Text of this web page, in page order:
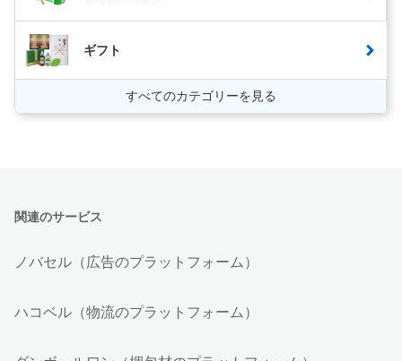
ギフト
すべてのカテゴリーを見る
関連のサービス
ノバセル（広告のプラットフォーム）
ハコベル（物流のプラットフォーム）